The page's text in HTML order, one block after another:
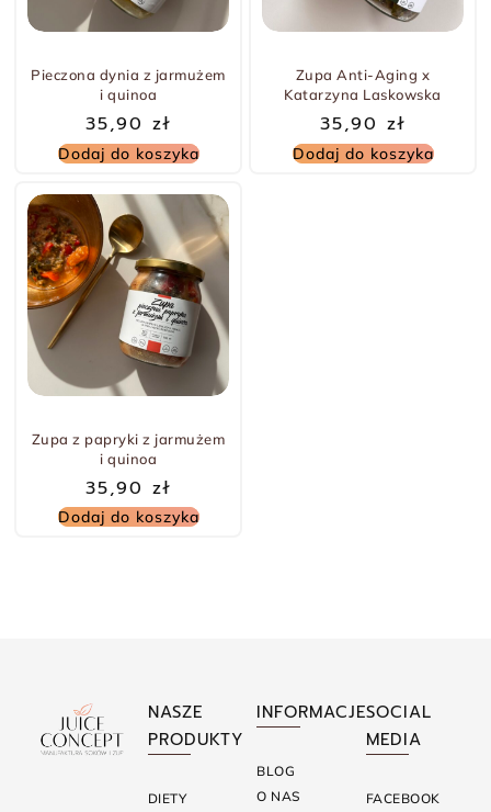
Pieczona dynia z jarmużem
i quinoa
35,90 zł
Dodaj do koszyka
Zupa Anti-Aging x
Katarzyna Laskowska
35,90 zł
Dodaj do koszyka
Zupa z papryki z jarmużem
i quinoa
35,90 zł
Dodaj do koszyka
NASZE
PRODUKTY
DIETY
INFORMACJE
BLOG
O NAS
SOCIAL
MEDIA
FACEBOOK